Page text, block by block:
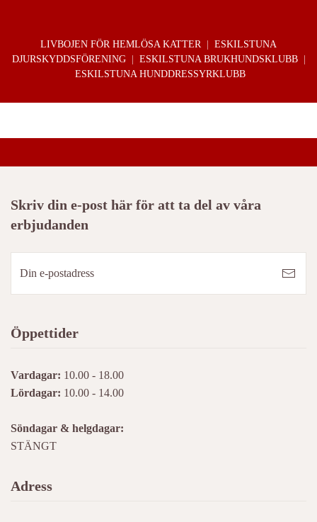
LIVBOJEN FÖR HEMLÖSA KATTER| ESKILSTUNA
DJURSKYDDSFÖRENING| ESKILSTUNA BRUKHUNDSKLUBB|
ESKILSTUNA HUNDDRESSYRKLUBB
Skriv din e-post här för att ta del av våra
erbjudanden
Öppettider
Vardagar: 10.00 - 18.00
Lördagar: 10.00 - 14.00
Söndagar & helgdagar:
STÄNGT
Adress